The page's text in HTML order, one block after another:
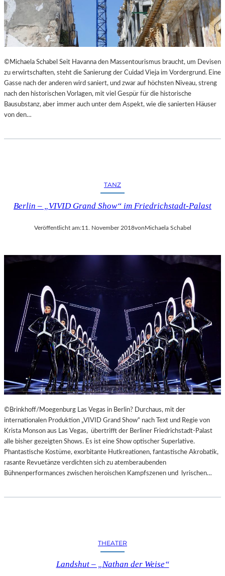
E
S
T
H
E
T
E
R
I
M
L
A
N
E
S
T
H
E
E
E
B
E
©Michaela Schabel Seit Havanna den Massentourismus braucht, um Devisen
zu erwirtschaften, steht die Sanierung der Cuidad Vieja im Vordergrund. Eine
Gasse nach der anderen wird saniert, und zwar auf höchsten Niveau, streng
nach den historischen Vorlagen, mit viel Gespür für die historische
Bausubstanz, aber immer auch unter dem Aspekt, wie die sanierten Häuser
von den…
TANZ
Berlin – „VIVID Grand Show“ im Friedrichstadt-Palast
Veröffentlicht am:11. November 2018vonMichaela Schabel
©Brinkhoff/Moegenburg Las Vegas in Berlin? Durchaus, mit der
internationalen Produktion „VIVID Grand Show“ nach Text und Regie von
Krista Monson aus Las Vegas, übertrifft der Berliner Friedrichstadt-Palast
alle bisher gezeigten Shows. Es ist eine Show optischer Superlative.
Phantastische Kostüme, exorbitante Hutkreationen, fantastische Akrobatik,
rasante Revuetänze verdichten sich zu atemberaubenden
Bühnenperformances zwischen heroischen Kampfszenen und lyrischen…
THEATER
Landshut – „Nathan der Weise“